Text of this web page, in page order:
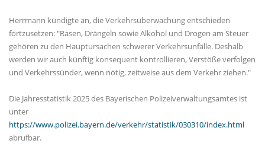
Herrmann kündigte an, die Verkehrsüberwachung entschieden
fortzusetzen: "Rasen, Drängeln sowie Alkohol und Drogen am Steuer
gehören zu den Hauptursachen schwerer Verkehrsunfälle. Deshalb
werden wir auch künftig konsequent kontrollieren, Verstöße verfolgen
und Verkehrssünder, wenn nötig, zeitweise aus dem Verkehr ziehen."
Die Jahresstatistik 2025 des Bayerischen Polizeiverwaltungsamtes ist
unter
https://www.polizei.bayern.de/verkehr/statistik/030310/index.html
abrufbar.